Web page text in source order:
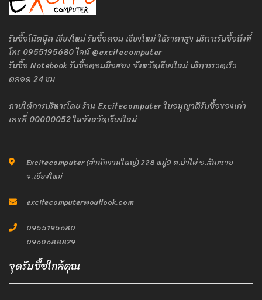
รับซื้อโน๊ตบุ๊ค เชียงใหม่ รับซื้อคอม เชียงใหม่ ให้ราคาสูง บริการรับซื้อถึงที่
โทร 0955195680 ไลน์ @excitecomputer
รับซื้อ Notebook รับซื้อคอมมือสอง จังหวัดเชียงใหม่ บริการรวดเร็ว
ตลอด 24 ชม
ภายใต้การบริหารโดย ร้าน Excitecomputer ใบอนุญาติรับซื้อของเก่า
เลขที่ 00000052 ในจังหวัดเชียงใหม่
Excitecomputer (สำนักงานใหญ่) 228 หมู่9 ต.ป่าไผ่ อ.สันทราย
จ.เชียงใหม่
excitecomputer@outlook.com
0955195680
0960688879
จุดรับซื้อใกล้คุณ